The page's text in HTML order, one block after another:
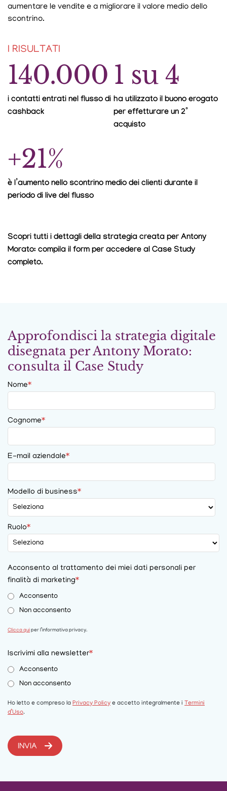
aumentare le vendite e a migliorare il valore medio dello
scontrino.
I RISULTATI
140.000
i contatti entrati nel flusso di
cashback
1 su 4
ha utilizzato il buono erogato
per effetturare un 2°
acquisto
+21%
è l’aumento nello scontrino medio dei clienti durante il
periodo di live del flusso
Scopri tutti i dettagli della strategia creata per Antony
Morato: compila il form per accedere al Case Study
completo.
Approfondisci la strategia digitale
disegnata per Antony Morato:
consulta il Case Study
Nome*
Cognome*
E-mail aziendale*
Modello di business*
Ruolo*
Acconsento al trattamento dei miei dati personali per
finalità di marketing*
Acconsento
Non acconsento
Clicca quiper l’informativa privacy.
Iscrivimi alla newsletter*
Acconsento
Non acconsento
Ho letto e compreso la Privacy Policy e accetto integralmente i Termini
d’Uso.